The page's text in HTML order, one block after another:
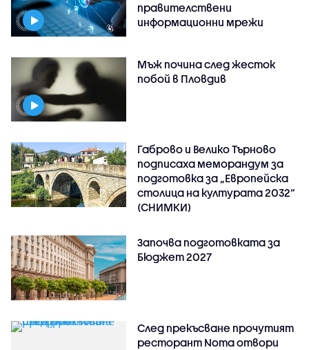
правителствени
информационни мрежи
Мъж почина след жесток
побой в Пловдив
Габрово и Велико Търново
подписаха меморандум за
подготовка за „Европейска
столица на културата 2032“
(СНИМКИ)
Започва подготовката за
Бюджет 2027
След прекъсване прочутият
ресторант Noma отвори